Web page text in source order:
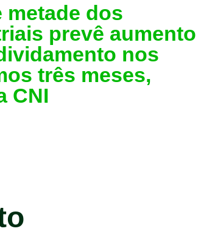
metade dos
prevê aumento
nos
três meses,
CNI